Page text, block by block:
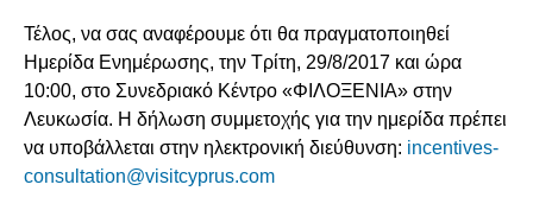
Τέλος, να σας αναφέρουμε ότι θα πραγματοποιηθεί
Ημερίδα Ενημέρωσης, την Τρίτη, 29/8/2017 και ώρα
10:00, στο Συνεδριακό Κέντρο «ΦΙΛΟΞΕΝΙΑ» στην
Λευκωσία. Η δήλωση συμμετοχής για την ημερίδα πρέπει
να υποβάλλεται στην ηλεκτρονική διεύθυνση: incentives-
consultation@visitcyprus.com